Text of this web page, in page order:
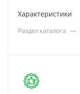
Характеристики
Раздел каталога —